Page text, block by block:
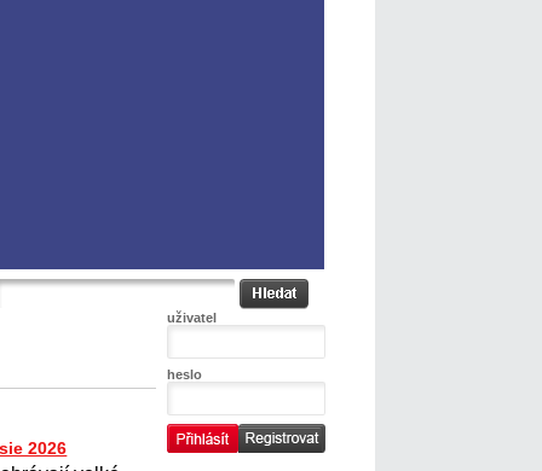
uživatel
heslo
2026